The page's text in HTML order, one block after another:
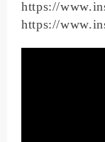
https://
https://